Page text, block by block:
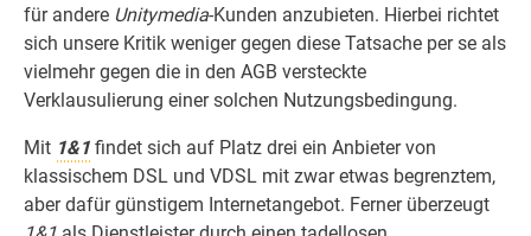
für andere Unitymedia-Kunden anzubieten. Hierbei richtet
sich unsere Kritik weniger gegen diese Tatsache per se als
vielmehr gegen die in den AGB versteckte
Verklausulierung einer solchen Nutzungsbedingung.
Mit 1&1 findet sich auf Platz drei ein Anbieter von
klassischem DSL und VDSL mit zwar etwas begrenztem,
aber dafür günstigem Internetangebot. Ferner überzeugt